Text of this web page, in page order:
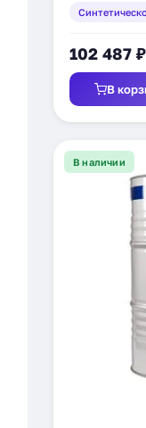
102 487 ₽
В
В наличии